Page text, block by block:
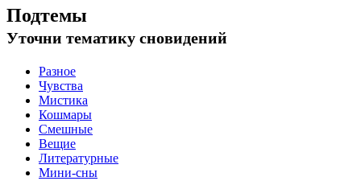
Подтемы
Уточни тематику сновидений
Разное
Чувства
Мистика
Кошмары
Смешные
Вещие
Литературные
Мини-сны